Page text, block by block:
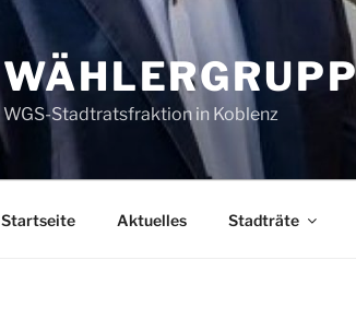
WGS-Stadtratsfraktion in Koblenz
Startseite Aktuelles Stadträte